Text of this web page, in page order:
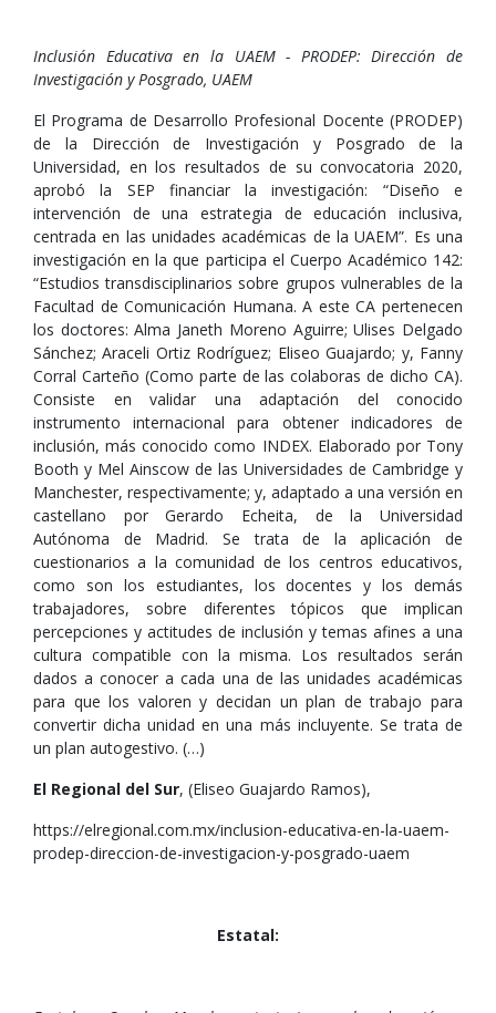
Inclusión Educativa en la UAEM - PRODEP: Dirección de
Investigación y Posgrado, UAEM
El Programa de Desarrollo Profesional Docente (PRODEP)
de la Dirección de Investigación y Posgrado de la
Universidad, en los resultados de su convocatoria 2020,
aprobó la SEP financiar la investigación: “Diseño e
intervención de una estrategia de educación inclusiva,
centrada en las unidades académicas de la UAEM”. Es una
investigación en la que participa el Cuerpo Académico 142:
“Estudios transdisciplinarios sobre grupos vulnerables de la
Facultad de Comunicación Humana. A este CA pertenecen
los doctores: Alma Janeth Moreno Aguirre; Ulises Delgado
Sánchez; Araceli Ortiz Rodríguez; Eliseo Guajardo; y, Fanny
Corral Carteño (Como parte de las colaboras de dicho CA).
Consiste en validar una adaptación del conocido
instrumento internacional para obtener indicadores de
inclusión, más conocido como INDEX. Elaborado por Tony
Booth y Mel Ainscow de las Universidades de Cambridge y
Manchester, respectivamente; y, adaptado a una versión en
castellano por Gerardo Echeita, de la Universidad
Autónoma de Madrid. Se trata de la aplicación de
cuestionarios a la comunidad de los centros educativos,
como son los estudiantes, los docentes y los demás
trabajadores, sobre diferentes tópicos que implican
percepciones y actitudes de inclusión y temas afines a una
cultura compatible con la misma. Los resultados serán
dados a conocer a cada una de las unidades académicas
para que los valoren y decidan un plan de trabajo para
convertir dicha unidad en una más incluyente. Se trata de
un plan autogestivo. (…)
El Regional del Sur, (Eliseo Guajardo Ramos),
https://elregional.com.mx/inclusion-educativa-en-la-uaem-
prodep-direccion-de-investigacion-y-posgrado-uaem
Estatal: